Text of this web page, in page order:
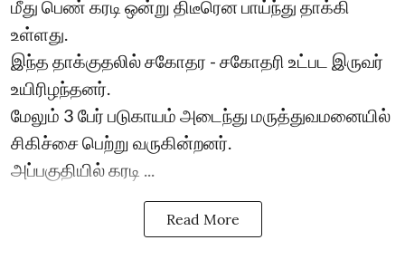
மீது பெண் கரடி ஒன்று திடீரென பாய்ந்து தாக்கி
உள்ளது.
இந்த தாக்குதலில் சகோதர - சகோதரி உட்பட இருவர்
உயிரிழந்தனர்.
மேலும் 3 பேர் படுகாயம் அடைந்து மருத்துவமனையில்
சிகிச்சை பெற்று வருகின்றனர்.
அப்பகுதியில் கரடி ...
Read More